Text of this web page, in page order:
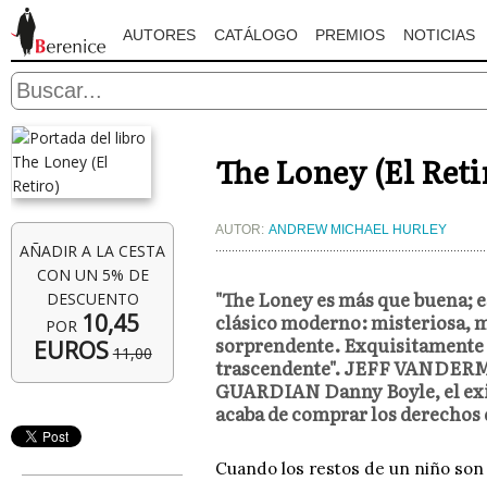
AUTORES CATÁLOGO PREMIOS NOTICIAS
AÑADIR A LA CESTA
CON UN 5% DE
DESCUENTO
POR 10,45
EUROS 11,00
The Loney (El
AUTOR: ANDREW MICHAEL HURLEY
"The Loney es más que
clásico moderno: misteriosa,
sorprendente.
trascendente". JEFF
GUARDIAN Danny Boyle, el
acaba de comprar los
Cuando los restos de un niño